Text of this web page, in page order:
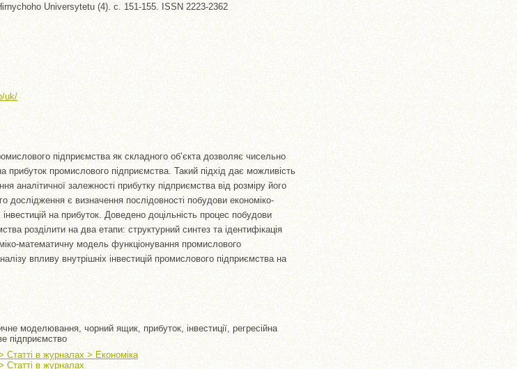
Universytetu (4). с. 151-155. ISSN 2223-2362
uk/
підприємства як складного об’єкта дозволяє чисельно
прибуток промислового підприємства. Такий підхід дає можливість
аналітичної залежності прибутку підприємства від розміру його
дослідження є визначення послідовності побудови економіко-
на прибуток. Доведено доцільність процес побудови
розділити на два етапи: структурний синтез та ідентифікація
математичну модель функціонування промислового
впливу внутрішніх інвестицій промислового підприємства на
моделювання, чорний ящик, прибуток, інвестиції, регресійна
підприємство
Статті в журналах > Економіка
Статті в журналах